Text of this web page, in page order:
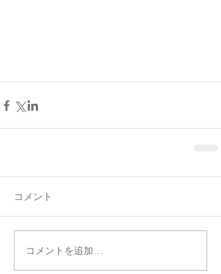
コメント
コメントを追加…